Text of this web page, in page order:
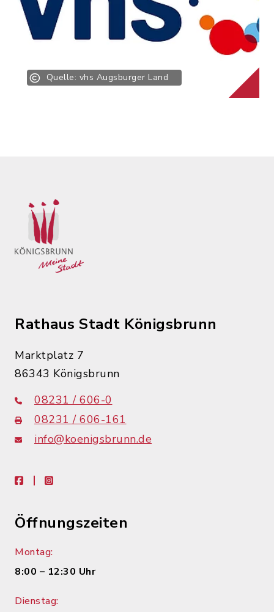
15
Kinosommer 2026:
"Zoomania 2"
Stadion,
Quelle: vhs Augsburger Land
Rathaus Stadt Königsbrunn
Marktplatz 7
86343 Königsbrunn
08231 / 606-0
08231 / 606-161
info@koenigsbrunn.de
facebookinstagram
Öffnungszeiten
Montag:
8:00 – 12:30 Uhr
Dienstag: